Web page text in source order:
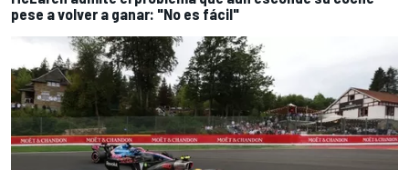
pese a volver a ganar: "No es fácil"